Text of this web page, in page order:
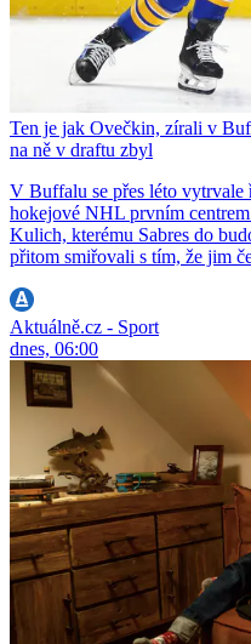
Ten je jak Ovečkin, zírali v
na ně v draftu zbyl
V Buffalu se přes léto vytrvale
hokejové NHL prvním
Kulich, kterému Sabres do
přitom smiřovali s tím, že jim
Aktuálně.cz - Sport
dnes, 06:00